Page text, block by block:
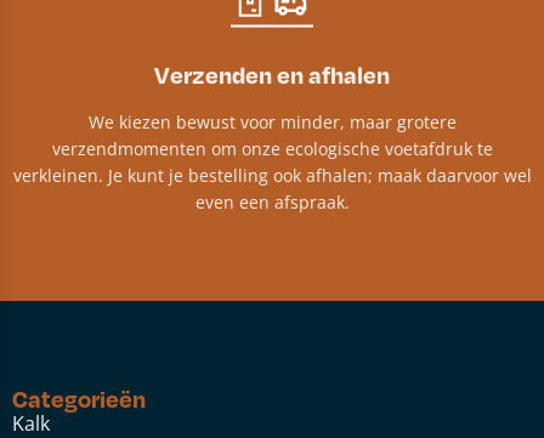
Verzenden en afhalen
We kiezen bewust voor minder, maar grotere
verzendmomenten om onze ecologische voetafdruk te
verkleinen. Je kunt je bestelling ook afhalen; maak daarvoor wel
even een afspraak.
Categorieën
Kalk